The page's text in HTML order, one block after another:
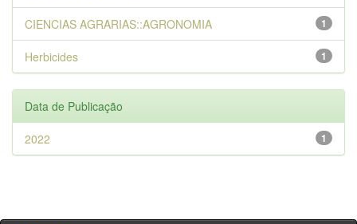
1
CIENCIAS AGRARIAS::AGRONOMIA
1
Herbicides
Data de Publicação
1
2022